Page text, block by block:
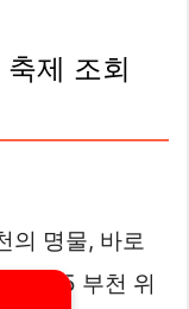
제 조회
의 명물, 바로
‘2025 부천 위